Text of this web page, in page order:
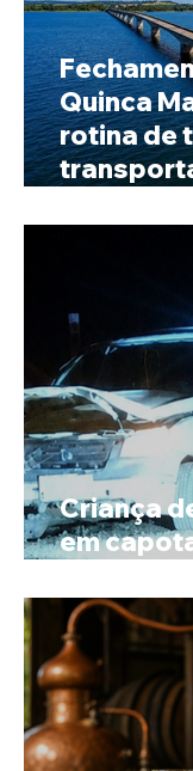
Quinca
rotina de
Criança
em